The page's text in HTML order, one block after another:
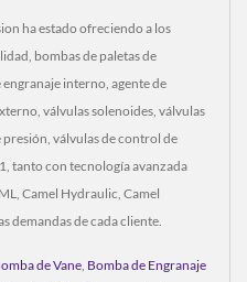
ha estado ofreciendo a los
bombas de paletas de
interno, agente de
válvulas solenoides, válvulas
válvulas de control de
tanto con tecnología avanzada
Camel Hydraulic, Camel
demandas de cada cliente.
de Vane Bomba de Engranaje